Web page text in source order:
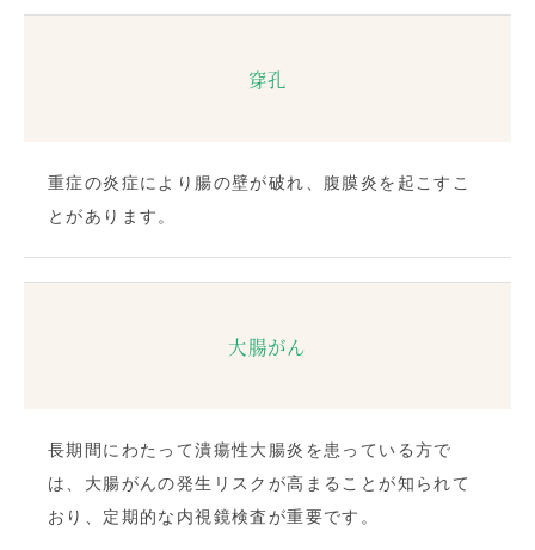
穿孔
重症の炎症により腸の壁が破れ、腹膜炎を起こすこ
とがあります。
大腸がん
長期間にわたって潰瘍性大腸炎を患っている方で
は、大腸がんの発生リスクが高まることが知られて
おり、定期的な内視鏡検査が重要です。